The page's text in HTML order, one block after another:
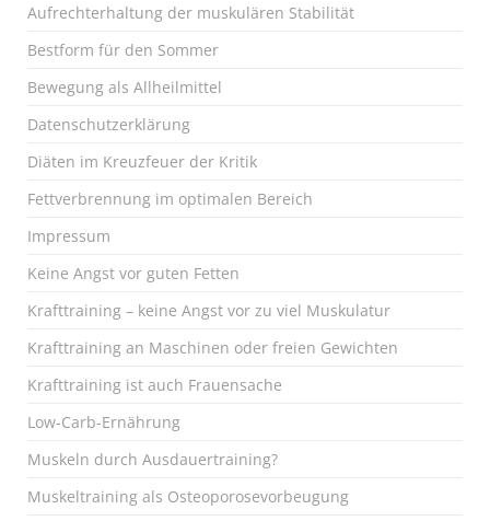
Aufrechterhaltung der muskulären Stabilität
Bestform für den Sommer
Bewegung als Allheilmittel
Datenschutzerklärung
Diäten im Kreuzfeuer der Kritik
Fettverbrennung im optimalen Bereich
Impressum
Keine Angst vor guten Fetten
Krafttraining – keine Angst vor zu viel Muskulatur
Krafttraining an Maschinen oder freien Gewichten
Krafttraining ist auch Frauensache
Low-Carb-Ernährung
Muskeln durch Ausdauertraining?
Muskeltraining als Osteoporosevorbeugung